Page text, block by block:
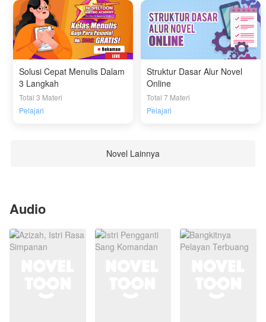
Solusi Cepat Menulis Dalam
3 Langkah
Total 3 Materi
Pelajari
Struktur Dasar Alur Novel
Online
Total 7 Materi
Pelajari
Novel Lainnya
Audio